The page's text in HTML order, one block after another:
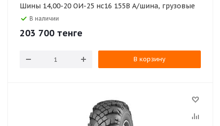
Шины 14,00-20 ОИ-25 нс16 155B А/шина, грузовые
В наличии
203 700 тенге
В корзину